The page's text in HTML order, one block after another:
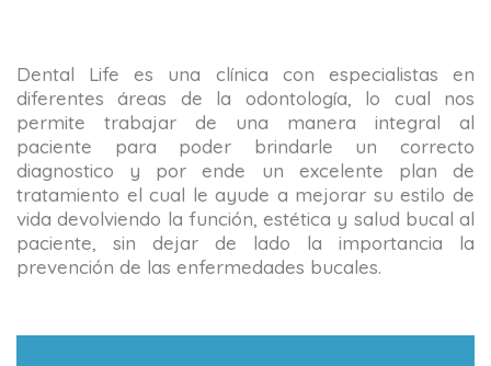
Dental Life es una clínica con especialistas en
diferentes áreas de la odontología, lo cual nos
permite trabajar de una manera integral al
paciente para poder brindarle un correcto
diagnostico y por ende un excelente plan de
tratamiento el cual le ayude a mejorar su estilo de
vida devolviendo la función, estética y salud bucal al
paciente, sin dejar de lado la importancia la
prevención de las enfermedades bucales.